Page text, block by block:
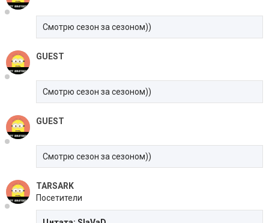
Смотрю сезон за сезоном))
GUEST
Смотрю сезон за сезоном))
GUEST
Смотрю сезон за сезоном))
TARSARK
Посетители